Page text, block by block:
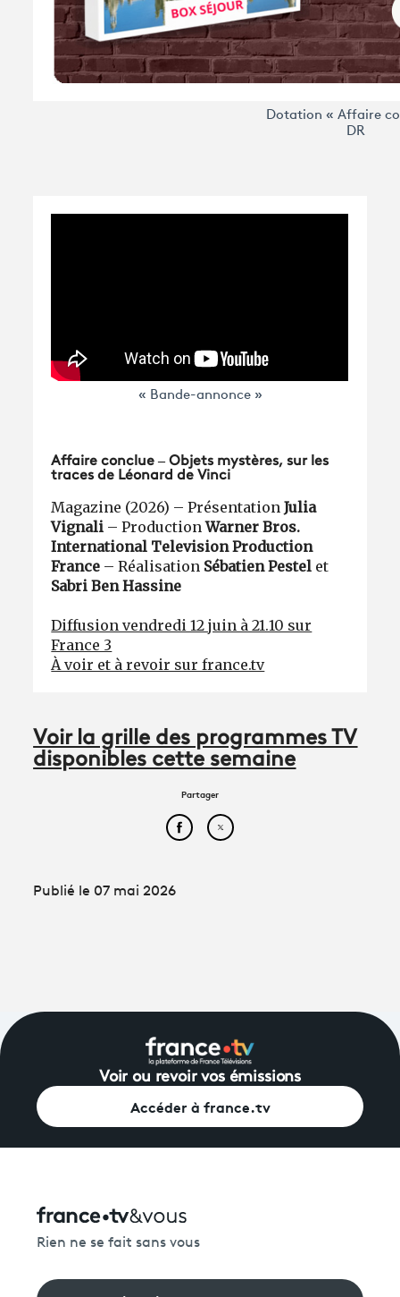
Dotation « Affaire
DR
« Bande-annonce »
Affaire conclue – Objets mystères, sur les
traces de Léonard de Vinci
Magazine (2026) – PrésentationJulia
Vignali – ProductionWarner Bros.
International Television Production
France – Réalisation Sébatien Pestel et
Sabri Ben Hassine
Diffusion vendredi 12 juin à 21.10 sur
France 3
À voir et à revoir sur france.tv
Voir la grille des programmes TV
disponibles cette semaine
Partager
Partager cet article sur
Partager cet article sur
Publié le 07 mai 2026
Voir ou revoir vos émissions
Accéder à france.tv
Rien ne se fait sans vous